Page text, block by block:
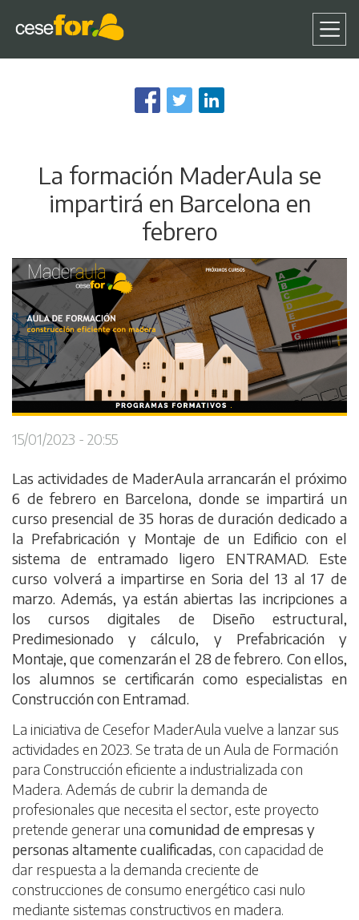
al
contenido
La formación MaderAula se
impartirá en Barcelona en
febrero
15/01/2023 - 20:55
Las actividades de MaderAula arrancarán el próximo
6 de febrero en Barcelona, donde se impartirá un
curso presencial de 35 horas de duración dedicado a
la Prefabricación y Montaje de un Edificio con el
sistema de entramado ligero ENTRAMAD. Este
curso volverá a impartirse en Soria del 13 al 17 de
marzo. Además, ya están abiertas las incripciones a
los cursos digitales de Diseño estructural,
Predimesionado y cálculo, y Prefabricación y
Montaje, que comenzarán el 28 de febrero. Con ellos,
los alumnos se certificarán como especialistas en
Construcción con Entramad.
La iniciativa de Cesefor MaderAula vuelve a lanzar sus
actividades en 2023. Se trata de un Aula de Formación
para Construcción eficiente a industrializada con
Madera. Además de cubrir la demanda de
profesionales que necesita el sector, este proyecto
pretende generar una comunidad de empresas y
personas altamente cualificadas, con capacidad de
dar respuesta a la demanda creciente de
construcciones de consumo energético casi nulo
mediante sistemas constructivos en madera.